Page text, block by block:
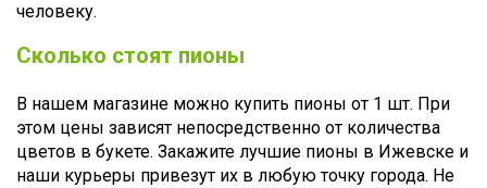
человеку.
Сколько стоят пионы
В нашем магазине можно купить пионы от 1 шт. При
этом цены зависят непосредственно от количества
цветов в букете. Закажите лучшие пионы в Ижевске и
наши курьеры привезут их в любую точку города. Не